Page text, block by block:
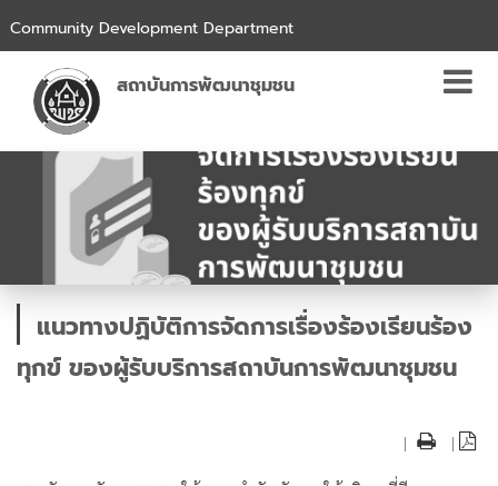
Community Development Department
สถาบันการพัฒนาชุมชน
แนวทางปฏิบัติการจัดการเรื่องร้องเรียนร้อง
ทุกข์ ของผู้รับบริการสถาบันการพัฒนาชุมชน
| |